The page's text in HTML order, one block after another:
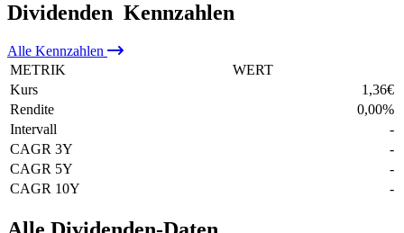
Dividenden Kennzahlen
Alle Kennzahlen
METRIK
WERT
Kurs
1,36€
Rendite
0,00%
Intervall
-
CAGR 3Y
-
CAGR 5Y
-
CAGR 10Y
-